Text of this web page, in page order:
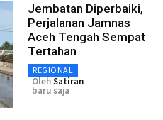
Jembatan Diperbaiki,
Perjalanan Jamnas
Aceh Tengah Sempat
Tertahan
REGIONAL
OlehSatiran
baru saja